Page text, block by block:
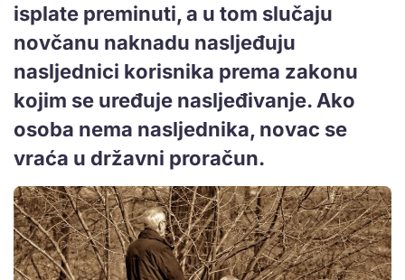
isplate preminuti, a u tom slučaju
novčanu naknadu nasljeđuju
nasljednici korisnika prema zakonu
kojim se uređuje nasljeđivanje. Ako
osoba nema nasljednika, novac se
vraća u državni proračun.